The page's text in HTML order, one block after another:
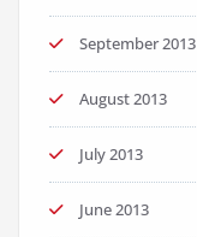
September 2013
August 2013
July 2013
June 2013